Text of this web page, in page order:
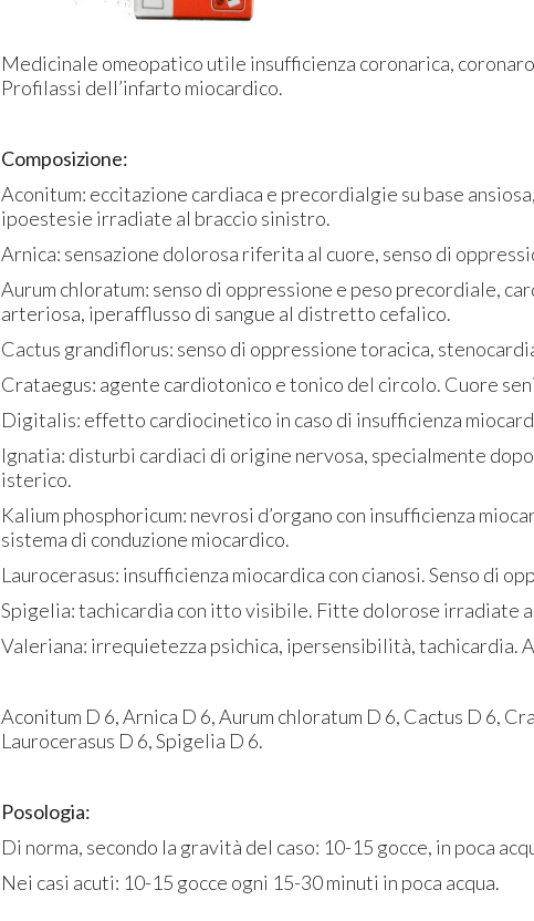
Medicinale omeopatico utile insufficienza coronarica,
Profilassi dell’infarto miocardico.
Composizione:
Aconitum: eccitazione cardiaca e precordialgie su base
ipoestesie irradiate al braccio sinistro.
Arnica: sensazione dolorosa riferita al cuore, senso di
Aurum chloratum: senso di oppressione e peso precordiale,
arteriosa, iperafflusso di sangue al distretto cefalico.
Cactus grandiflorus: senso di oppressione toracica,
Crataegus: agente cardiotonico e tonico del circolo. Cuore
Digitalis: effetto cardiocinetico in caso di insufficienza
Ignatia: disturbi cardiaci di origine nervosa, specialmente
isterico.
Kalium phosphoricum: nevrosi d’organo con insufficienza
sistema di conduzione miocardico.
Laurocerasus: insufficienza miocardica con cianosi. Senso di
Spigelia: tachicardia con itto visibile. Fitte dolorose irradiate
Valeriana: irrequietezza psichica, ipersensibilità, tachicardia.
Aconitum D 6, Arnica D 6, Aurum chloratum D 6, Cactus D 6,
Laurocerasus D 6, Spigelia D 6.
Posologia:
Di norma, secondo la gravità del caso: 10-15 gocce, in poca
Nei casi acuti: 10-15 gocce ogni 15-30 minuti in poca acqua.